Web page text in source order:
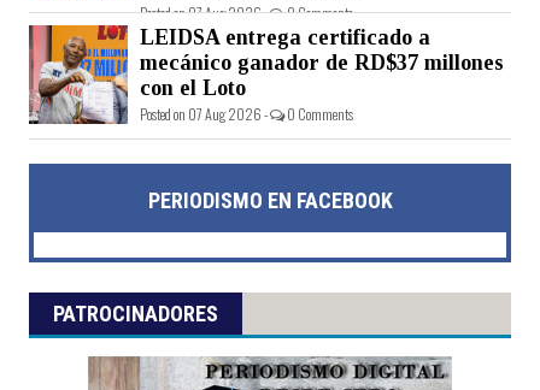
Posted on 07 Aug 2026 - 0 Comments
LEIDSA entrega certificado a
mecánico ganador de RD$37 millones
con el Loto
Posted on 07 Aug 2026 - 0 Comments
PERIODISMO EN FACEBOOK
PATROCINADORES